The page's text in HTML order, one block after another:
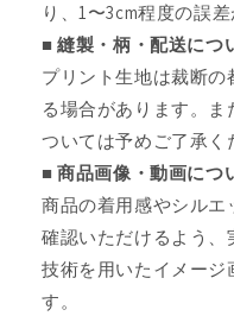
り、1〜3cm程度の誤
■ 縫製・柄・配送につ
プリント生地は裁断
る場合があります。
ついては予めご了承く
■ 商品画像・動画につ
商品の着用感やシル
確認いただけるよう、
技術を用いたイメージ
す。